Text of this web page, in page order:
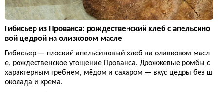
Гибисьер из Прованса: рождественский хлеб с апельсино
вой цедрой на оливковом масле
Гибисьер — плоский апельсиновый хлеб на оливковом масл
е, рождественское угощение Прованса. Дрожжевые ромбы с
характерным гребнем, мёдом и сахаром — вкус цедры без ш
околада и крема.